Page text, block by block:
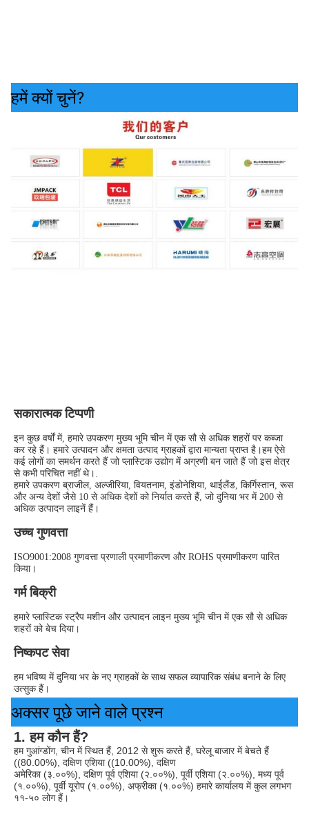
हमें क्यों चुनें?
सकारात्मक टिप्पणी
इन कुछ वर्षों में, हमारे उपकरण मुख्य भूमि चीन में एक सौ से अधिक शहरों पर कब्जा
कर रहे हैं। हमारे उत्पादन और क्षमता उत्पाद ग्राहकों द्वारा मान्यता प्राप्त है।हम ऐसे
कई लोगों का समर्थन करते हैं जो प्लास्टिक उद्योग में अग्रणी बन जाते हैं जो इस क्षेत्र
से कभी परिचित नहीं थे।.
हमारे उपकरण ब्राजील, अल्जीरिया, वियतनाम, इंडोनेशिया, थाईलैंड, किर्गिस्तान, रूस
और अन्य देशों जैसे 10 से अधिक देशों को निर्यात करते हैं, जो दुनिया भर में 200 से
अधिक उत्पादन लाइनें हैं।
उच्च गुणवत्ता
ISO9001:2008 गुणवत्ता प्रणाली प्रमाणीकरण और ROHS प्रमाणीकरण पारित
किया।
गर्म बिक्री
हमारे प्लास्टिक स्ट्रैप मशीन और उत्पादन लाइन मुख्य भूमि चीन में एक सौ से अधिक
शहरों को बेच दिया।
निष्कपट सेवा
हम भविष्य में दुनिया भर के नए ग्राहकों के साथ सफल व्यापारिक संबंध बनाने के लिए
उत्सुक हैं।
अक्सर पूछे जाने वाले प्रश्न
1. हम कौन हैं?
हम गुआंग्डोंग, चीन में स्थित हैं, 2012 से शुरू करते हैं, घरेलू बाजार में बेचते हैं
((80.00%), दक्षिण एशिया ((10.00%), दक्षिण
अमेरिका (३.००%), दक्षिण पूर्व एशिया (२.००%), पूर्वी एशिया (२.००%), मध्य पूर्व
(१.००%), पूर्वी यूरोप (१.००%), अफ्रीका (१.००%) हमारे कार्यालय में कुल लगभग
११-५० लोग हैं।